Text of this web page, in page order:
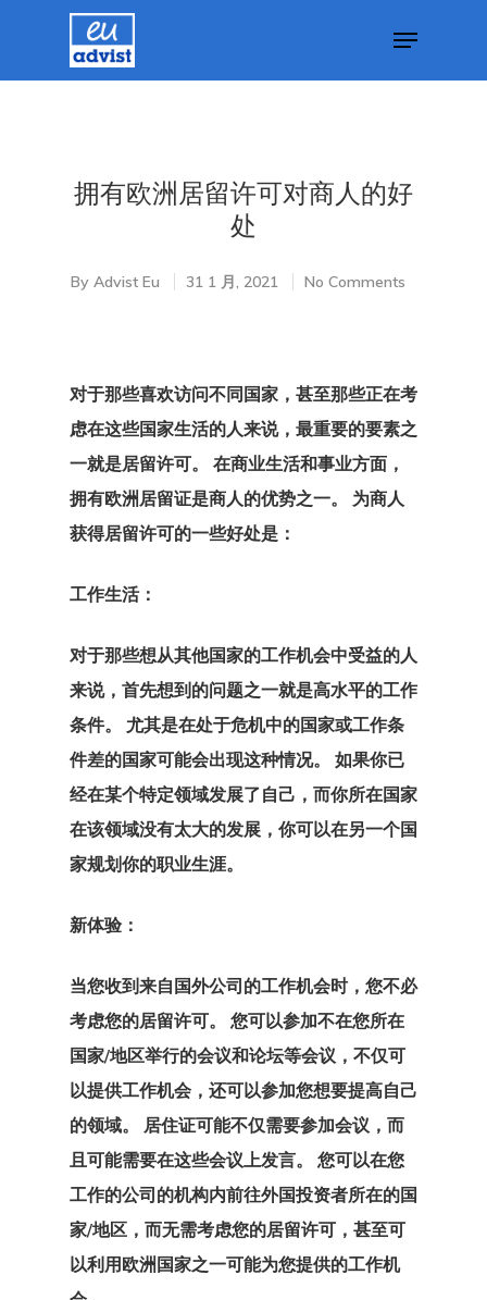
拥有欧洲居留许可对商人的好
处
By Advist Eu 31 1 月, 2021 No Comments
对于那些喜欢访问不同国家，甚至那些正在考
虑在这些国家生活的人来说，最重要的要素之
一就是居留许可。 在商业生活和事业方面，
拥有欧洲居留证是商人的优势之一。 为商人
获得居留许可的一些好处是：
工作生活：
对于那些想从其他国家的工作机会中受益的人
来说，首先想到的问题之一就是高水平的工作
条件。 尤其是在处于危机中的国家或工作条
件差的国家可能会出现这种情况。 如果你已
经在某个特定领域发展了自己，而你所在国家
在该领域没有太大的发展，你可以在另一个国
家规划你的职业生涯。
新体验：
当您收到来自国外公司的工作机会时，您不必
考虑您的居留许可。 您可以参加不在您所在
国家/地区举行的会议和论坛等会议，不仅可
以提供工作机会，还可以参加您想要提高自己
的领域。 居住证可能不仅需要参加会议，而
且可能需要在这些会议上发言。 您可以在您
工作的公司的机构内前往外国投资者所在的国
家/地区，而无需考虑您的居留许可，甚至可
以利用欧洲国家之一可能为您提供的工作机